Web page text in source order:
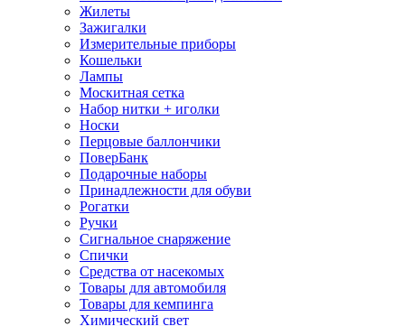
Жилеты
Зажигалки
Измерительные приборы
Кошельки
Лампы
Москитная сетка
Набор нитки + иголки
Носки
Перцовые баллончики
ПоверБанк
Подарочные наборы
Принадлежности для обуви
Рогатки
Ручки
Сигнальное снаряжение
Спички
Средства от насекомых
Товары для автомобиля
Товары для кемпинга
Химический свет